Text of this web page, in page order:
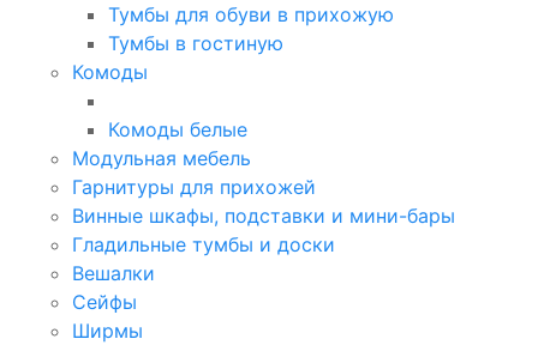
Тумбы для обуви в прихожую
Тумбы в гостиную
Комоды
Комоды белые
Модульная мебель
Гарнитуры для прихожей
Винные шкафы, подставки и мини-бары
Гладильные тумбы и доски
Вешалки
Сейфы
Ширмы